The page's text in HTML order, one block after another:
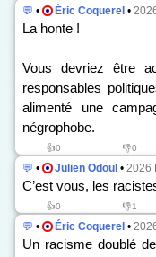
💬 • Éric Coquerel •
La honte !
Vous devriez être
responsables
alimenté une
négrophobe.
👍0 👎0
💬 • Julien Odoul • 2026
C’est vous, les
👍0 👎1
💬 • Éric Coquerel •
Un racisme doublé